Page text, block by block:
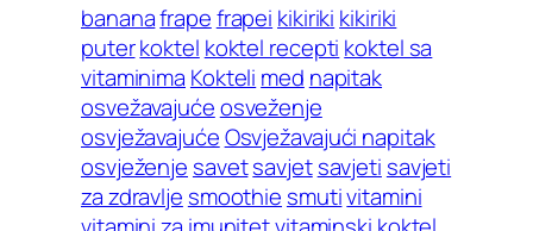
bananafrapefrapei kikiriki kikiriki
puterkoktel koktel recepti koktel sa
vitaminima Kokteli med napitak
osvežavajućeosveženje
osvježavajućeOsvježavajući napitak
osvježenje savetsavjet savjeti savjeti
za zdravlje smoothie smutivitamini